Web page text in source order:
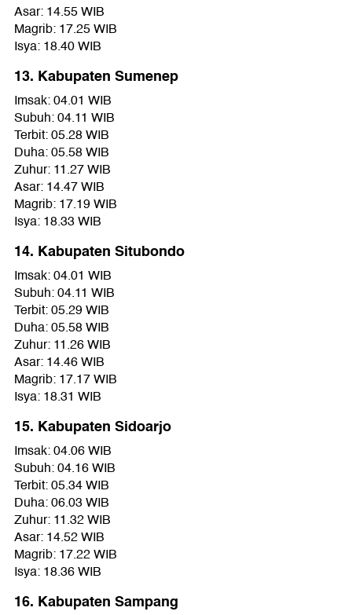
Asar: 14.55 WIB
Magrib: 17.25 WIB
Isya: 18.40 WIB
13. Kabupaten Sumenep
Imsak: 04.01 WIB
Subuh: 04.11 WIB
Terbit: 05.28 WIB
Duha: 05.58 WIB
Zuhur: 11.27 WIB
Asar: 14.47 WIB
Magrib: 17.19 WIB
Isya: 18.33 WIB
14. Kabupaten Situbondo
Imsak: 04.01 WIB
Subuh: 04.11 WIB
Terbit: 05.29 WIB
Duha: 05.58 WIB
Zuhur: 11.26 WIB
Asar: 14.46 WIB
Magrib: 17.17 WIB
Isya: 18.31 WIB
15. Kabupaten Sidoarjo
Imsak: 04.06 WIB
Subuh: 04.16 WIB
Terbit: 05.34 WIB
Duha: 06.03 WIB
Zuhur: 11.32 WIB
Asar: 14.52 WIB
Magrib: 17.22 WIB
Isya: 18.36 WIB
16. Kabupaten Sampang